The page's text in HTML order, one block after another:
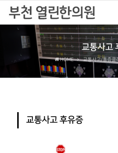
교통사고
HOME 교통사고/통증클
교통사고 후유증